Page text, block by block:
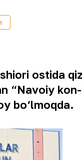
ostida
“Navoiy
bo‘lmoqda.